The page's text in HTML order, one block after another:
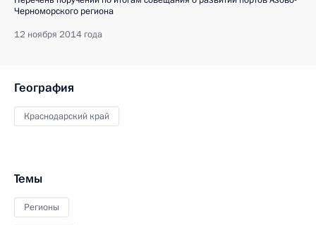
Черноморского региона
12 ноября 2014 года
География
Краснодарский край
Темы
Регионы